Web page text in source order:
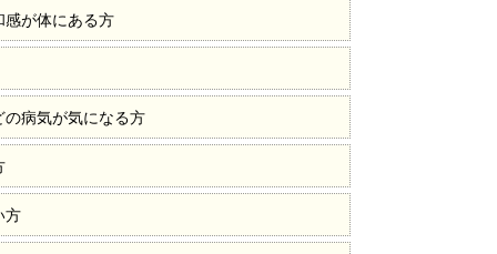
感が体にある方
病気が気になる方
方